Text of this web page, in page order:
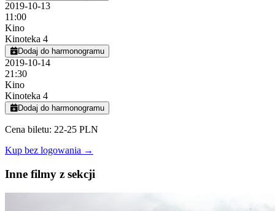
2019-10-13
11:00
Kino
Kinoteka 4
Dodaj do harmonogramu
2019-10-14
21:30
Kino
Kinoteka 4
Dodaj do harmonogramu
Cena biletu: 22-25 PLN
Kup bez logowania →
Inne filmy z sekcji